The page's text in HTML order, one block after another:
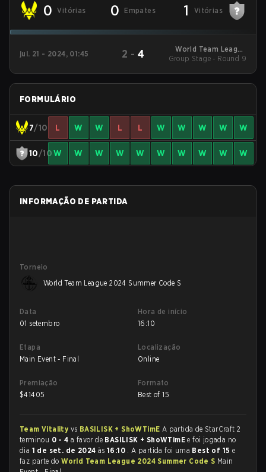
0 Vitórias 0 Empates 1 Vitórias
jul. 21 - 2024, 01:45 2 - 4
World Team League
2024 Summer Code S
Group Stage - Round 9
FORMULÁRIO
7/10 L W W L L W W W W W
10/10W W W W W W W W W W
INFORMAÇÃO DE PARTIDA
Torneio
World Team League 2024 Summer Code S
Data
01 setembro
Hora de início
16:10
Etapa
Main Event - Final
Localização
Online
Premiação
$41405
Formato
Best of 15
Team Vitality vs BASILISK + ShoWTimE A partida de StarCraft 2
terminou 0 - 4 a favor de BASILISK + ShoWTimEe foi jogada no
dia 1 de set. de 2024 às16:10 . A partida foi uma Best of 15 e
faz parte doWorld Team League 2024 Summer Code S Main